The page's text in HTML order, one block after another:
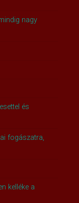
nagy
és
fogászatra,
kelléke a